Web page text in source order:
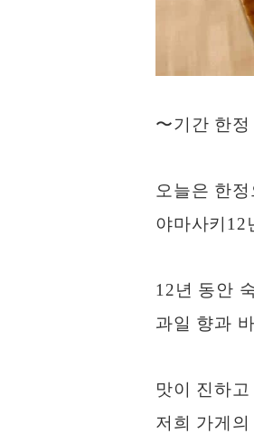
〜기간 한정
오늘은 한
야마사키12
12년 동안
과일 향과
맛이 진하
저희 가게